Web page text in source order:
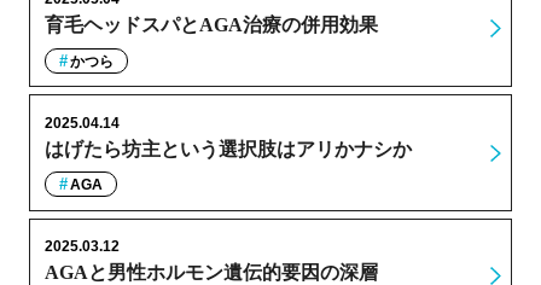
育毛ヘッドスパとAGA治療の併用効果
かつら
はげたら坊主という選択肢はアリかナシか
2025.04.14
AGA
AGAと男性ホルモン遺伝的要因の深層
2025.03.12